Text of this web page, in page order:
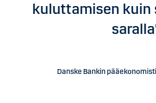
kuluttamisen kuin
Danske Bankin